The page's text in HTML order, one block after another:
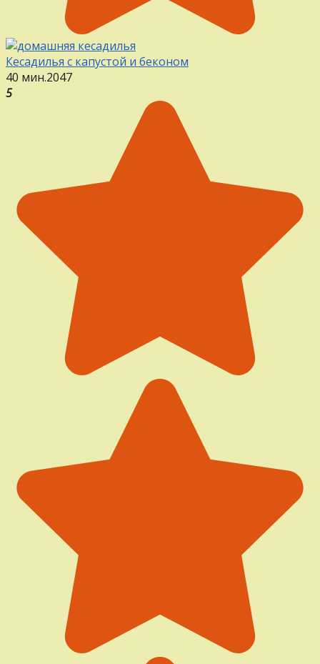
Кесадилья с капустой и беконом
40 мин.2047
5